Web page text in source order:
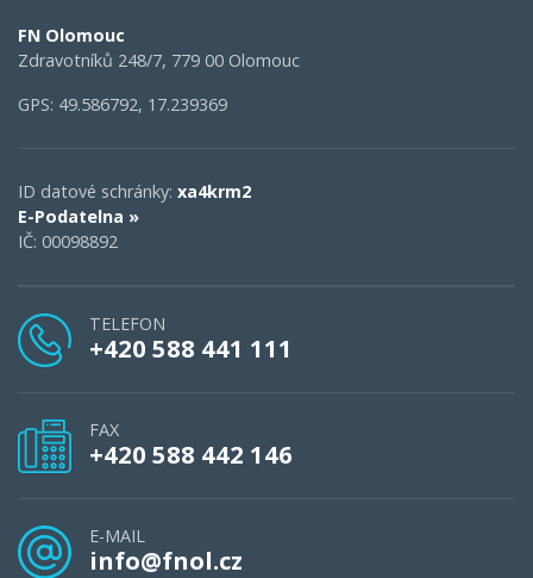
FN Olomouc
Zdravotníků 248/7, 779 00 Olomouc
GPS: 49.586792, 17.239369
ID datové schránky: xa4krm2
E-Podatelna »
IČ: 00098892
TELEFON
+420 588 441 111
FAX
+420 588 442 146
E-MAIL
info@fnol.cz